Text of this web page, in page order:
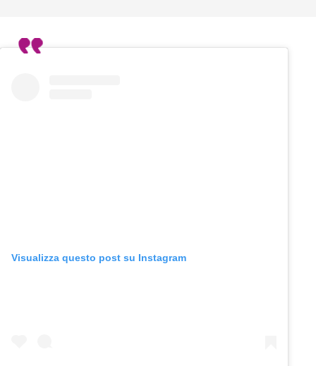
Visualizza questo post su Instagram